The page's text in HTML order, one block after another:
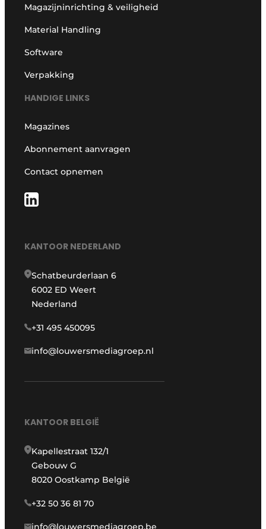
Magazijninrichting & veiligheid
Material Handling
Software
Verpakking
HANDIGE LINKS
Magazines
Abonnement aanvragen
Contact opnemen
KANTOOR NEDERLAND
Schatbeurderlaan 6
6002 ED Weert
Nederland
+31 495 450095
info@louwersmediagroep.nl
KANTOOR BELGIË
Kapellestraat 132/1
Gebouw G
8020 Oostkamp België
+32 50 36 81 70
info@louwersmediagroep.be